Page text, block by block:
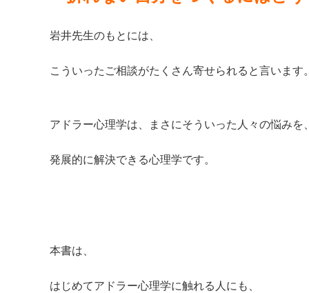
岩井先生のもとには、
こういったご相談がたくさん寄せられると言います
アドラー心理学は、まさにそういった人々の悩みを
発展的に解決できる心理学です。
本書は、
はじめてアドラー心理学に触れる人にも、